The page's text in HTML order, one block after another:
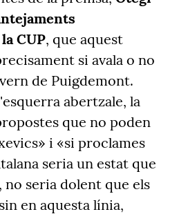
CUP, que aquest
si avala o no
de Puigdemont.
abertzale, la
que no poden
i «si proclames
seria un estat que
seria dolent que els
en aquesta línia,